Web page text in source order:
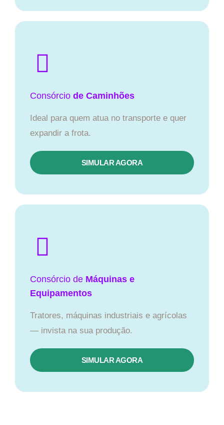
Consórcio de Caminhões
Ideal para quem atua no transporte e quer
expandir a frota.
SIMULAR AGORA
Consórcio de Máquinas e
Equipamentos
Tratores, máquinas industriais e agrícolas
— invista na sua produção.
SIMULAR AGORA